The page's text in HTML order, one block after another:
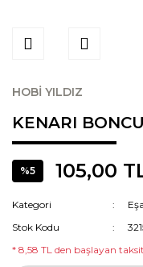
HOBİ YILDIZ
KENARI
%5 105,00
Kategori
Stok Kodu
* 8,58 TL den başlayan